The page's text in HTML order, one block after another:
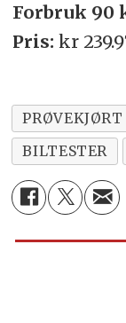
Forbruk 90
Pris: kr
PRØVEKJØRT
BILTESTER